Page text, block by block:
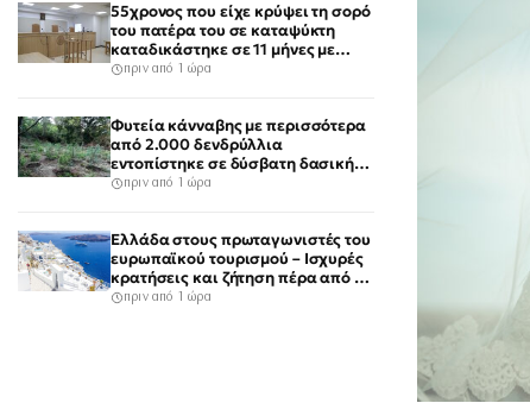
55χρονος που είχε κρύψει τη σορό
του πατέρα του σε καταψύκτη
καταδικάστηκε σε 11 μήνες με
αναστολή
πριν από 1 ώρα
Φυτεία κάνναβης με περισσότερα
από 2.000 δενδρύλλια
εντοπίστηκε σε δύσβατη δασική
περιοχή στη Φθιώτιδα
πριν από 1 ώρα
Ελλάδα στους πρωταγωνιστές του
ευρωπαϊκού τουρισμού – Ισχυρές
κρατήσεις και ζήτηση πέρα από το
καλοκαίρι
πριν από 1 ώρα